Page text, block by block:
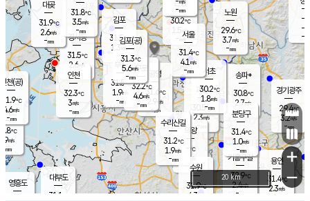
의도
℃
m/s
mm
영흥도
과천
30.5℃
2.3m/s
- mm
용인
31.4℃
2.3m/s
경기광주
29.4℃
3.2m/s
-mm
대부도
31.1
경서동
31.5℃
2.6 m/s
-mm
대곶
31.9℃
2.6m/s
-mm
-
-m/
-
의왕
- ℃
m/s
mm
김포
31.5℃
1.3 m/s
mm
광명
31.6 ℃
2.9 m/s
-mm
부천
31.5℃
1.9m/s
-mm
31.8℃
3.5m/s
-mm
구로
32.2℃
4.6m/s
-mm
은평
30.2℃
1.5 m/s
- mm
노원
29.6℃
3.7m/s
-mm
송파*
30.8℃
2.7m/s
-mm
서초
30.2℃
1.8m/s
-mm
기흥구갈
32.9℃
2.4m/s
-
수리산길
31.2℃
1.9m/s
-mm
분당구
31.4℃
1.0m/s
-mm
-mm
인천(공)
31.9℃
4.6m/s
-mm
김포(공)
31.3℃
5.6m/s
-mm
수원
31.9℃
4.3 m/s
인천
32.3℃
3m/s
-mm
서울
31.4℃
4.1 m/s
-mm
+
−
20 km